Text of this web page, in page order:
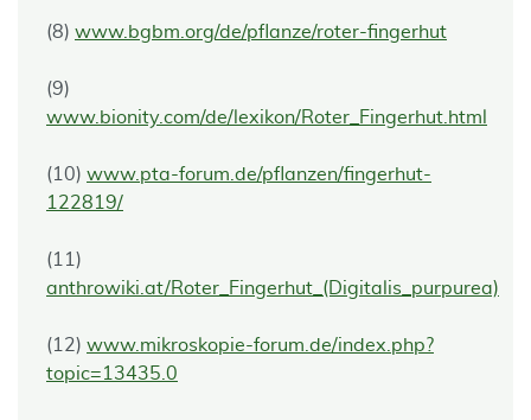
(8) www.bgbm.org/de/pflanze/roter-fingerhut
(9)
www.bionity.com/de/lexikon/Roter_Fingerhut.html
(10) www.pta-forum.de/pflanzen/fingerhut-
122819/
(11)
anthrowiki.at/Roter_Fingerhut_(Digitalis_purpurea)
(12) www.mikroskopie-forum.de/index.php?
topic=13435.0